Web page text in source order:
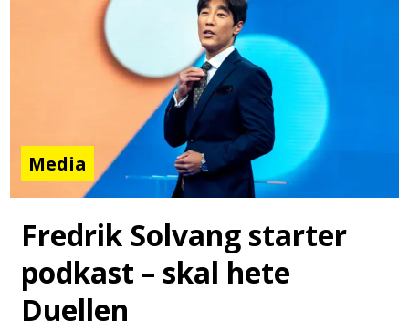
Media
Fredrik Solvang starter
podkast – skal hete
Duellen